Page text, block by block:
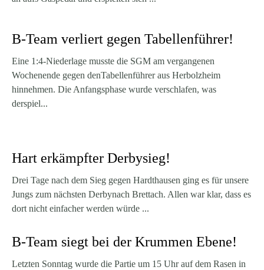
B-Team verliert gegen Tabellenführer!
Eine 1:4-Niederlage musste die SGM am vergangenen
Wochenende gegen denTabellenführer aus Herbolzheim
hinnehmen. Die Anfangsphase wurde verschlafen, was
derspiel...
Hart erkämpfter Derbysieg!
Drei Tage nach dem Sieg gegen Hardthausen ging es für unsere
Jungs zum nächsten Derbynach Brettach. Allen war klar, dass es
dort nicht einfacher werden würde ...
B-Team siegt bei der Krummen Ebene!
Letzten Sonntag wurde die Partie um 15 Uhr auf dem Rasen in